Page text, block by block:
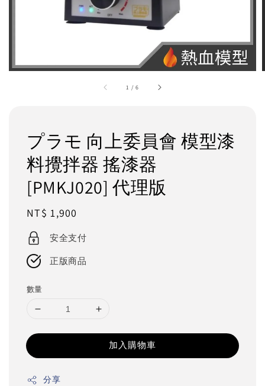
1 /6
プラモ 向上委員會 模型漆
料攪拌器 搖漆器
[PMKJ020] 代理版
Regular
price
NT$ 1,900
安全支付
正版商品
數量
加入購物車
分享